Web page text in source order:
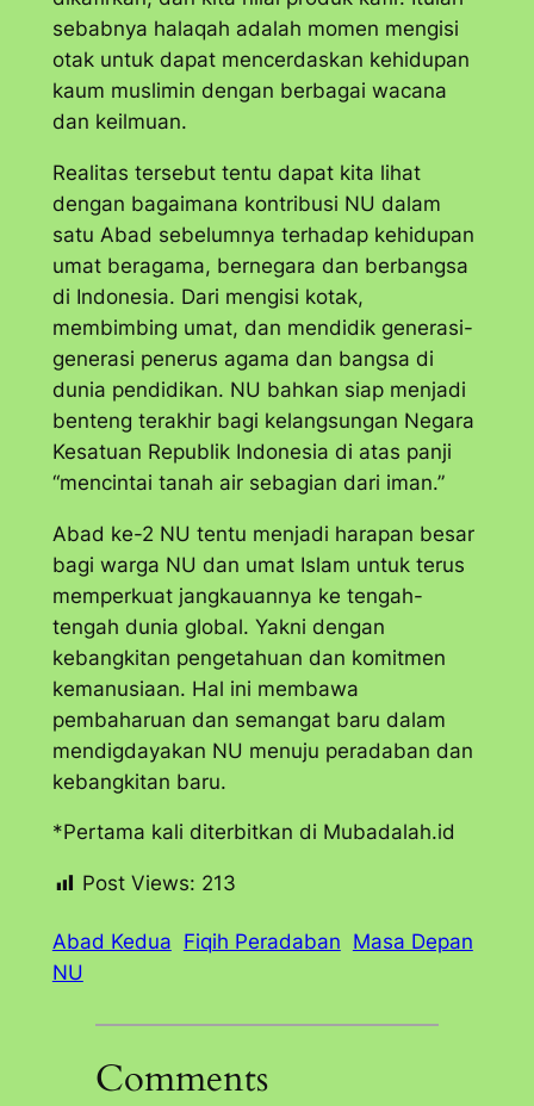
sebabnya halaqah adalah momen mengisi
otak untuk dapat mencerdaskan kehidupan
kaum muslimin dengan berbagai wacana
dan keilmuan.
Realitas tersebut tentu dapat kita lihat
dengan bagaimana kontribusi NU dalam
satu Abad sebelumnya terhadap kehidupan
umat beragama, bernegara dan berbangsa
di Indonesia. Dari mengisi kotak,
membimbing umat, dan mendidik generasi-
generasi penerus agama dan bangsa di
dunia pendidikan. NU bahkan siap menjadi
benteng terakhir bagi kelangsungan Negara
Kesatuan Republik Indonesia di atas panji
“mencintai tanah air sebagian dari iman.”
Abad ke-2 NU tentu menjadi harapan besar
bagi warga NU dan umat Islam untuk terus
memperkuat jangkauannya ke tengah-
tengah dunia global. Yakni dengan
kebangkitan pengetahuan dan komitmen
kemanusiaan. Hal ini membawa
pembaharuan dan semangat baru dalam
mendigdayakan NU menuju peradaban dan
kebangkitan baru.
*Pertama kali diterbitkan di Mubadalah.id
Post Views: 213
Abad Kedua Fiqih Peradaban Masa Depan
NU
Comments